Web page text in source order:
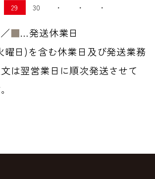
29 30 ・ ・ ・
■…発送休業日
曜日)を含む休業日及び発送業務
は翌営業日に順次発送させて